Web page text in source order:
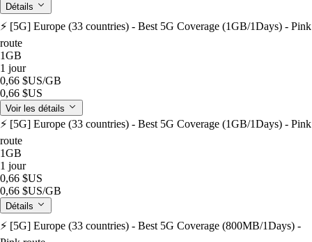
Détails
⚡️ [5G] Europe (33 countries) - Best 5G Coverage (1GB/1Days) - Pink
route
1GB
1 jour
0,66 $US/GB
0,66 $US
Voir les détails
⚡️ [5G] Europe (33 countries) - Best 5G Coverage (1GB/1Days) - Pink
route
1GB
1 jour
0,66 $US
0,66 $US/GB
Détails
⚡️ [5G] Europe (33 countries) - Best 5G Coverage (800MB/1Days) -